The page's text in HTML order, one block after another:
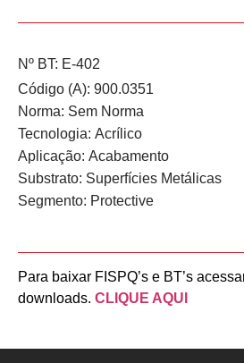
Nº BT: E-402
Código (A): 900.0351
Norma: Sem Norma
Tecnologia: Acrílico
Aplicação: Acabamento
Substrato: Superfícies Metálicas
Segmento: Protective
Para baixar FISPQ’s e BT’s
downloads. CLIQUE AQUI